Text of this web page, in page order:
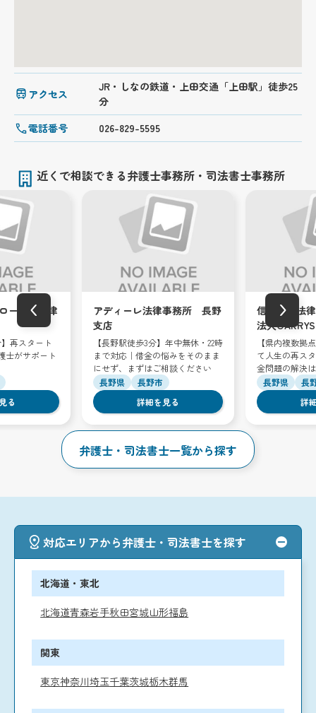
アクセス
JR・しなの鉄道・上田交通「上田駅」徒歩25
分
電話番号
026-829-5595
近くで相談できる弁護士事務所・司法書士事務所
ータス法律
再スタート
士がサポート
る
アディーレ法律事務所 長野
支店
【長野駅徒歩3分】年中無休・22時
まで対応｜借金の悩みをそのまま
にせず、まずはご相談ください
長野県
長野市
詳細を見る
信州総合法
法人
【県内複数拠
て人生の再ス
金問題の解決
長野県
長
詳
‹ ›
弁護士・司法書士一覧から探す
対応エリアから弁護士・司法書士を探す
北海道・東北
北海道青森岩手秋田宮城山形福島
関東
東京神奈川埼玉千葉茨城栃木群馬